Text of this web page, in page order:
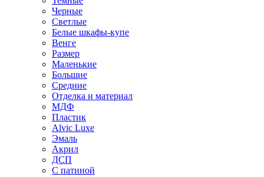
Черные
Светлые
Белые шкафы-купе
Венге
Размер
Маленькие
Большие
Средние
Отделка и материал
МДФ
Пластик
Alvic Luxe
Эмаль
Акрил
ДСП
С патиной